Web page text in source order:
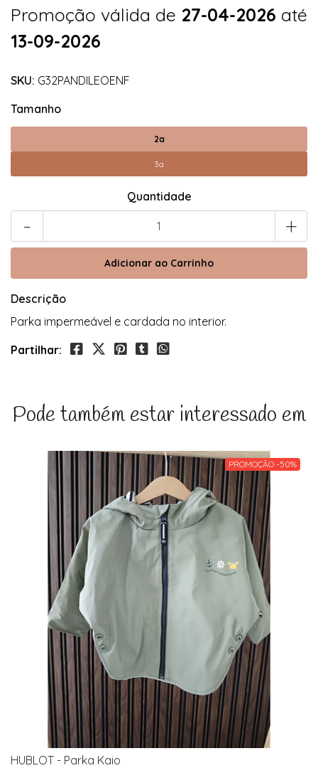
Promoção válida de 27-04-2026 até
13-09-2026
SKU: G32PANDILEOENF
Tamanho
2a
3a
Quantidade
- +
Descrição
Parka impermeável e cardada no interior.
Partilhar:
Pode também estar interessado em
PROMOÇÃO -50%
HUBLOT - Parka Kaio